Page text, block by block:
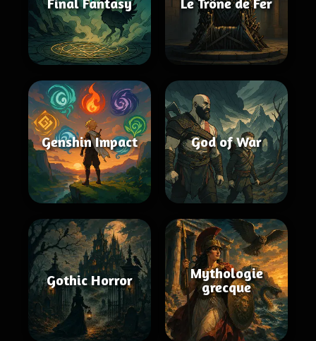
Genshin Impact God of War
Gothic Horror
Mythologie
grecque